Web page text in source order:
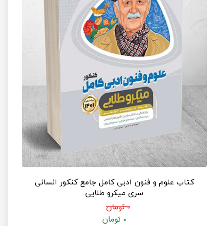
کتاب علوم و فنون ادبی کامل جامع کنکور انسانی
سری میکرو طلایی
۰ تومان
۰ تومان